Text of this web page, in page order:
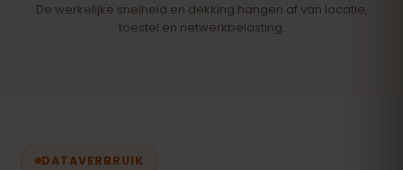
De werkelijke snelheid en dekking hangen af van locatie,
toestel en netwerkbelasting.
DATAVERBRUIK